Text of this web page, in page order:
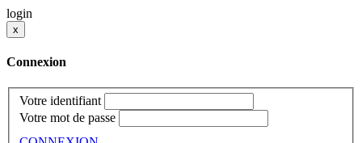
login
x
Connexion
Votre identifiant
Votre mot de passe